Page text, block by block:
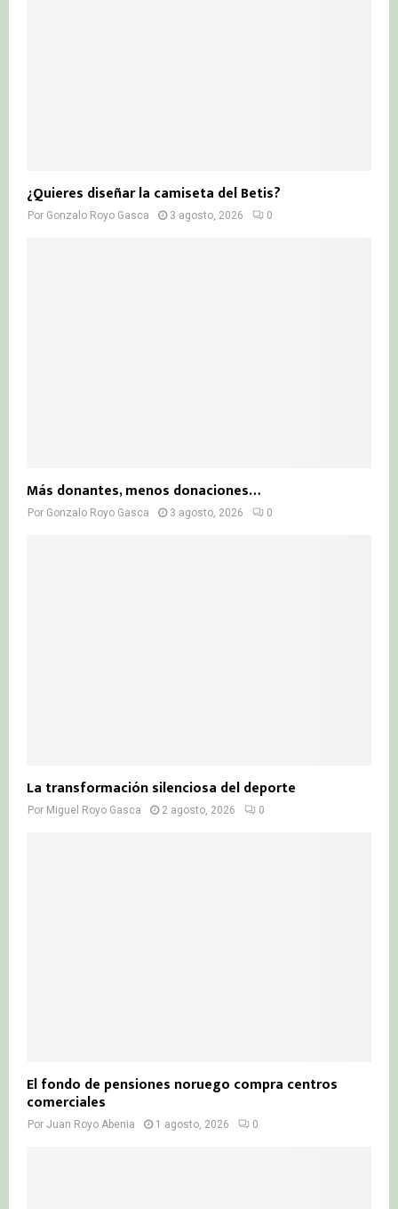
¿Quieres diseñar la camiseta del Betis?
Por Gonzalo Royo Gasca 3 agosto, 2026 0
Más donantes, menos donaciones…
Por Gonzalo Royo Gasca 3 agosto, 2026 0
La transformación silenciosa del deporte
Por Miguel Royo Gasca 2 agosto, 2026 0
El fondo de pensiones noruego compra centros
comerciales
Por Juan Royo Abenia 1 agosto, 2026 0